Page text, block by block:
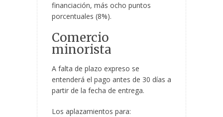
financiación, más ocho puntos
porcentuales (8%).
Comercio
minorista
A falta de plazo expreso se
entenderá el pago antes de 30 días a
partir de la fecha de entrega.
Los aplazamientos para: